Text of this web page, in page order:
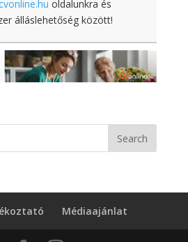
oldalunkra és
álláslehetőség között!
Médiaajánlat